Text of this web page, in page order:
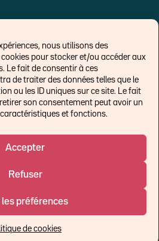
nous utilisons des
pour stocker et/ou accéder aux
Le fait de consentir à ces
de traiter des données telles que le
ou les ID uniques sur ce site. Le fait
son consentement peut avoir un
et fonctions.
Accepter
Refuser
les préférences
de cookies
EXTERNES
pour Forbes
Economistes
Think tank
de cookies (UE)
Un affilié de :